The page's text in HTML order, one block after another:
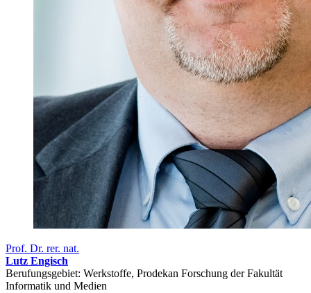
Prof. Dr. rer. nat.
Lutz Engisch
Berufungsgebiet: Werkstoffe, Prodekan Forschung der Fakultät
Informatik und Medien